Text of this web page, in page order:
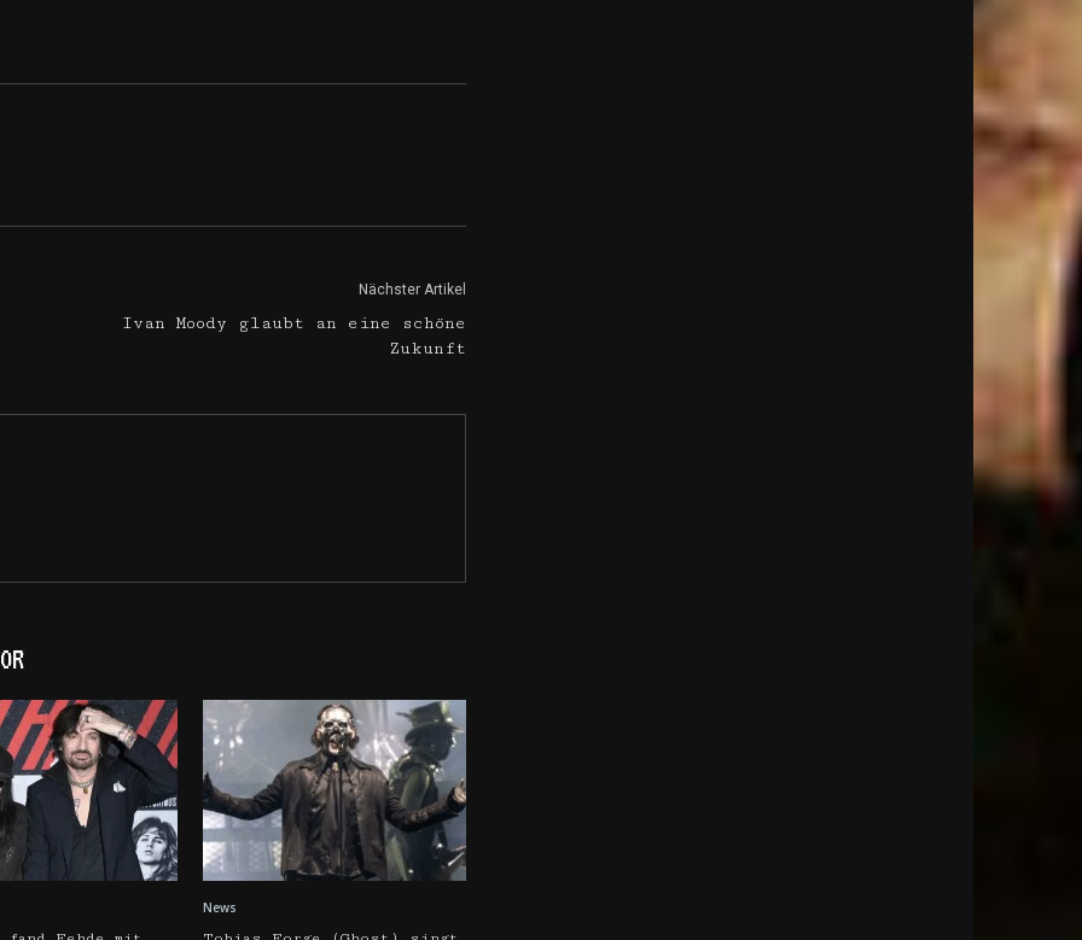
Nächster Artikel
Ivan Moody glaubt an eine schöne
Zukunft
News